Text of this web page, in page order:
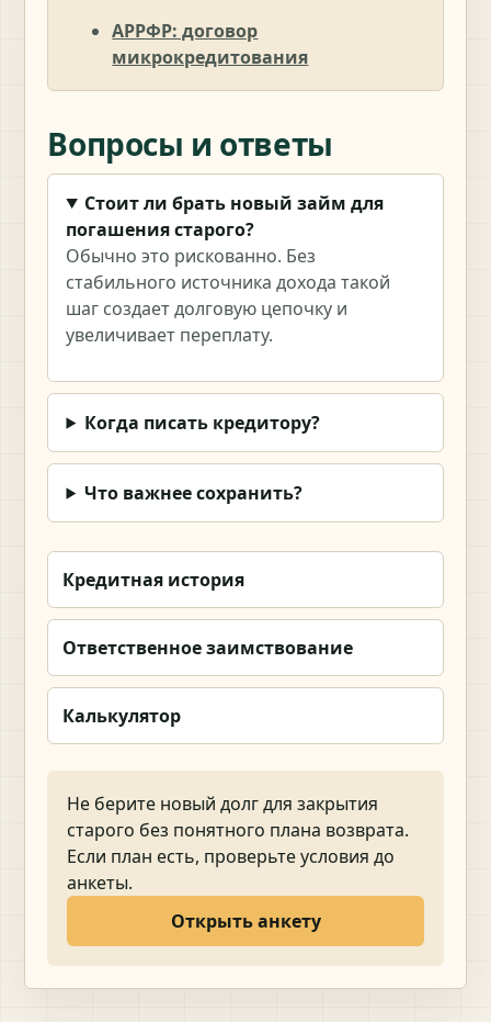
АРРФР: договор
микрокредитования
Вопросы и ответы
Стоит ли брать новый займ для
погашения старого?
Обычно это рискованно. Без
стабильного источника дохода такой
шаг создает долговую цепочку и
увеличивает переплату.
Когда писать кредитору?
Что важнее сохранить?
Кредитная история
Ответственное заимствование
Калькулятор
Не берите новый долг для закрытия
старого без понятного плана возврата.
Если план есть, проверьте условия до
анкеты.
Открыть анкету